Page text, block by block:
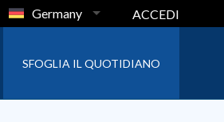
Germany ACCEDI
SFOGLIA IL QUOTIDIANO